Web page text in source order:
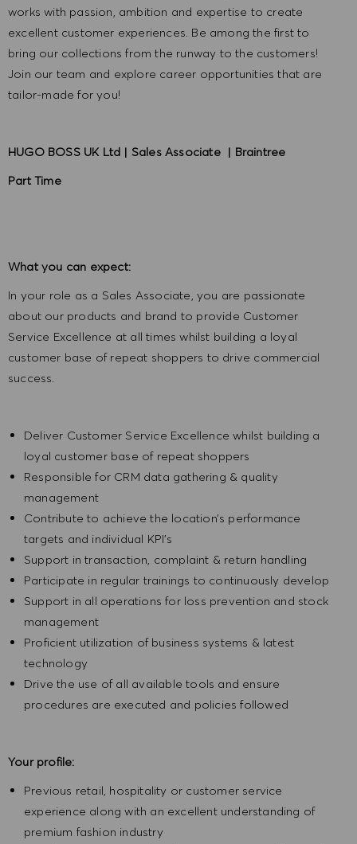
works with passion, ambition and expertise to create
excellent customer experiences. Be among the first to
bring our collections from the runway to the customers!
Join our team and explore career opportunities that are
tailor-made for you!
HUGO BOSS UK Ltd | Sales Associate | Braintree
Part Time
What you can expect:
In your role as a Sales Associate, you are passionate
about our products and brand to provide Customer
Service Excellence at all times whilst building a loyal
customer base of repeat shoppers to drive commercial
success.
Deliver Customer Service Excellence whilst building a
loyal customer base of repeat shoppers
Responsible for CRM data gathering & quality
management
Contribute to achieve the location’s performance
targets and individual KPI’s
Support in transaction, complaint & return handling
Participate in regular trainings to continuously develop
Support in all operations for loss prevention and stock
management
Proficient utilization of business systems & latest
technology
Drive the use of all available tools and ensure
procedures are executed and policies followed
Your profile:
Previous retail, hospitality or customer service
experience along with an excellent understanding of
premium fashion industry